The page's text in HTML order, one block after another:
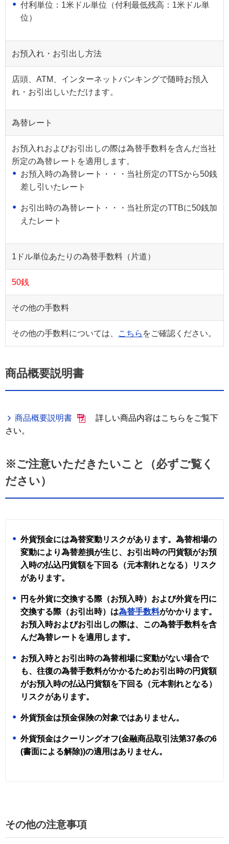
付利単位：1米ドル単位（付利最低残高：1米ドル単
位）
お預入れ・お引出し方法
店頭、ATM、インターネットバンキングで随時お預入
れ・お引出しいただけます。
為替レート
お預入れおよびお引出しの際は為替手数料を含んだ当社
所定の為替レートを適用します。
お預入時の為替レート・・・当社所定のTTSから50銭
差し引いたレート
お引出時の為替レート・・・当社所定のTTBに50銭加
えたレート
1ドル単位あたりの為替手数料（片道）
50銭
その他の手数料
その他の手数料については、 こちら をご確認ください。
商品概要説明書
商品概要説明書
詳しい商品内容はこちらをご覧下
さい。
※ご注意いただきたいこと（必ずご覧く
ださい）
外貨預金には為替変動リスクがあります。為替相場の
変動により為替差損が生じ、お引出時の円貨額がお預
入時の払込円貨額を下回る（元本割れとなる）リスク
があります。
円を外貨に交換する際（お預入時）および外貨を円に
交換する際（お引出時）は為替手数料がかかります。
お預入時およびお引出しの際は、この為替手数料を含
んだ為替レートを適用します。
お預入時とお引出時の為替相場に変動がない場合で
も、往復の為替手数料がかかるためお引出時の円貨額
がお預入時の払込円貨額を下回る（元本割れとなる）
リスクがあります。
外貨預金は預金保険の対象ではありません。
外貨預金はクーリングオフ(金融商品取引法第37条の6
(書面による解除))の適用はありません。
その他の注意事項